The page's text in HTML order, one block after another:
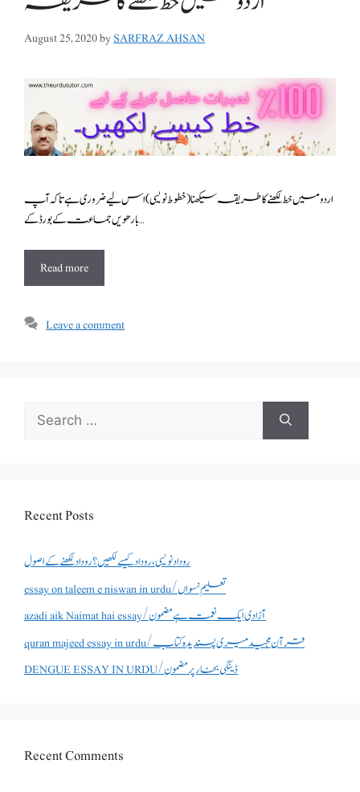
August 25, 2020bySARFRAZ AHSAN
اردو میں خط لکھنے کا طریقہ سیکھنا(خطوط نویسی ) اس لیے ضروری ہے تاکہ آپ
بارھویں جماعت کے بورڈ کے …
Read more
Leave a comment
Search
for:
Recent Posts
روداد نویسی ،روداد کیسے لکھیں؟ روداد لکھنے کے اصول
essay on taleem e niswan in urdu/تعلیم نسواں
azadi aik Naimat hai essay/آزادی ایک نعمت ہے مضمون
quran majeed essay in urdu/قرآن مجید میری پسندیدہ کتاب
DENGUE ESSAY IN URDU/ڈینگی بخار پر مضمون
Recent Comments